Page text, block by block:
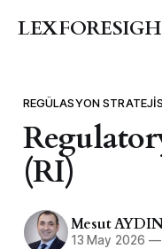
REGÜLASYON
(RI)
Mesut
13 May 2026 —